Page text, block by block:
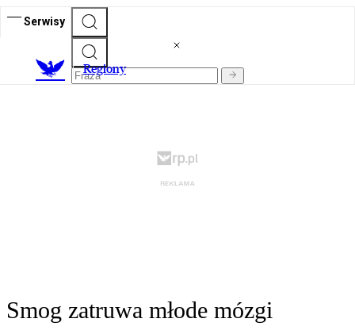
Serwisy
Regiony
Smog zatruwa młode mózgi